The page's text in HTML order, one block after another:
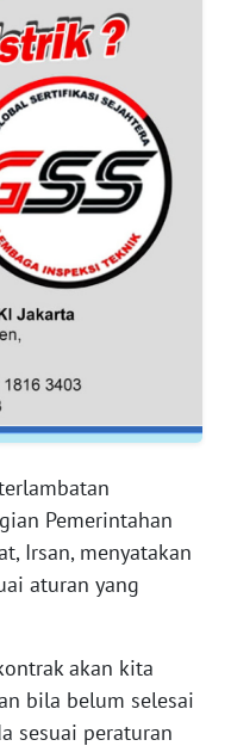
Pemerintahan
Irsan, menyatakan
aturan yang
akan kita
bila belum selesai
sesuai peraturan